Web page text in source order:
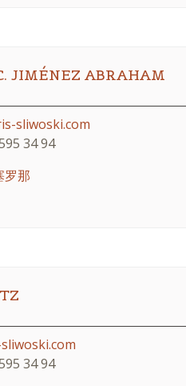
JIMÉNEZ ABRAHAM
sliwoski.com
34 94
罗那
34 94